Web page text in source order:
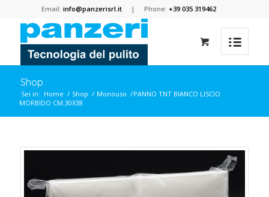
Email:info@panzerisrl.it | Phone:+39 035 319462
Shop
Sei in: Home / Shop / Monouso /PANNO TNT BIANCO LISCIO
MORBIDO CM.30X38